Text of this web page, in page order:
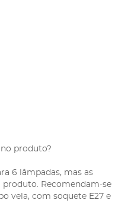
no produto?
6 lâmpadas, mas as
produto. Recomendam-se
vela, com soquete E27 e